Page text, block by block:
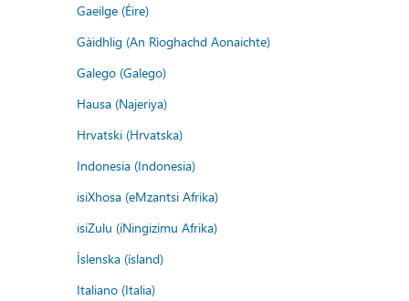
Gaeilge (Éire)
Gàidhlig (An Rìoghachd Aonaichte)
Galego (Galego)
Hausa (Najeriya)
Hrvatski (Hrvatska)
Indonesia (Indonesia)
isiXhosa (eMzantsi Afrika)
isiZulu (iNingizimu Afrika)
Íslenska (ísland)
Italiano (Italia)